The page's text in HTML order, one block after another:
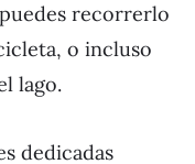
recorrerlo
o incluso
lago.
dedicadas